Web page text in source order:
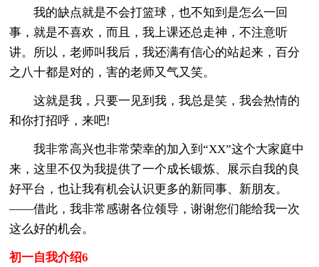
我的缺点就是不会打篮球，也不知到是怎么一回
事，就是不喜欢，而且，我上课还总走神，不注意听
讲。所以，老师叫我后，我还满有信心的站起来，百分
之八十都是对的，害的老师又气又笑。
这就是我，只要一见到我，我总是笑，我会热情的
和你打招呼，来吧!
我非常高兴也非常荣幸的加入到“XX”这个大家庭中
来，这里不仅为我提供了一个成长锻炼、展示自我的良
好平台，也让我有机会认识更多的新同事、新朋友。
——借此，我非常感谢各位领导，谢谢您们能给我一次
这么好的机会。
初一自我介绍6